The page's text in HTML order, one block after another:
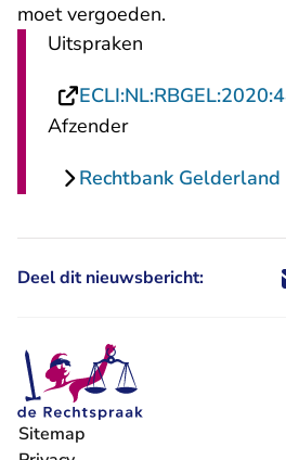
moet vergoeden.
Uitspraken
Afzender
Rechtbank Gelderland
Deel dit nieuwsbericht: Deel
Sitemap